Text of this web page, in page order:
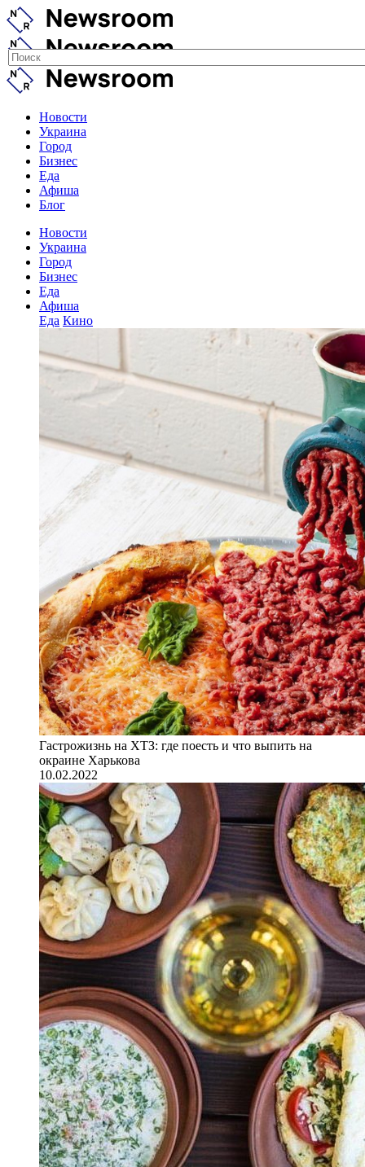
Новости
Украина
Город
Бизнес
Еда
Афиша
Блог
Новости
Украина
Город
Бизнес
Еда
Афиша
Еда Кино
Гастрожизнь на ХТЗ: где поесть и что выпить на
окраине Харькова
10.02.2022